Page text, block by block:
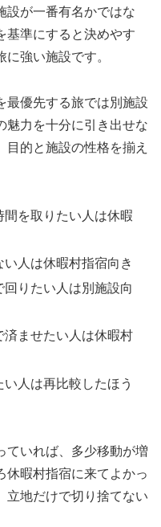
設が一番有名かではな
基準にすると決めやす
強い施設です。
最優先する旅では別施設
魅力を十分に引き出せな
的と施設の性格を揃え
を取りたい人は休暇
人は休暇村指宿向き
りたい人は別施設向
ませたい人は休暇村
人は再比較したほう
ていれば、多少移動が増
休暇村指宿に来てよかっ
立地だけで切り捨てない